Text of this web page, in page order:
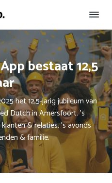
bestaat 12,5
het 12,5-jarig jubileum van
Dutch in Amersfoort. ’s
& relaties, ’s avonds
& familie.